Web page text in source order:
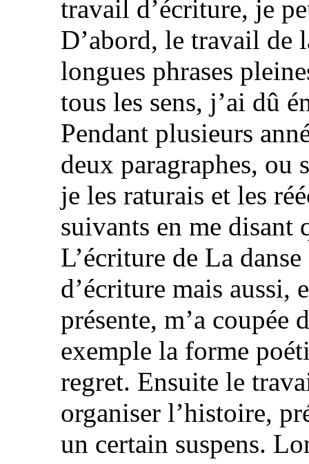
travail d’écriture, je
D’abord, le travail de
longues phrases
tous les sens, j’ai dû
Pendant plusieurs
deux paragraphes, ou
je les raturais et les
suivants en me disant
L’écriture de La
d’écriture mais aussi,
présente, m’a coupée
exemple la forme
regret. Ensuite le
organiser l’histoire,
un certain suspens.